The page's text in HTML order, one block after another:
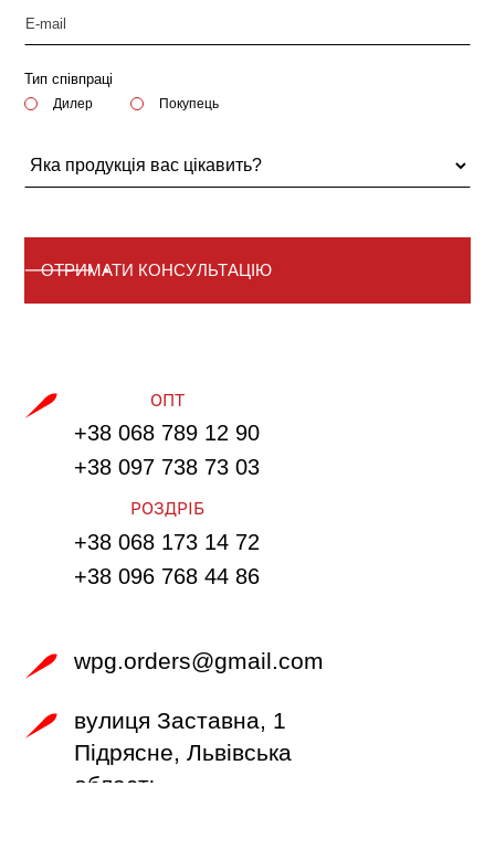
Тип співпраці
Дилер Покупець
ОПТ
+38 068 789 12 90
+38 097 738 73 03
РОЗДРІБ
+38 068 173 14 72
+38 096 768 44 86
wpg.orders@gmail.com
вулиця Заставна, 1
Підрясне, Львівська
область